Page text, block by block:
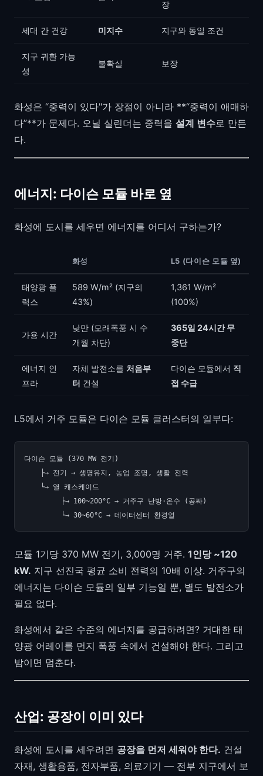
장
세대 간 건강 미지수 지구와 동일 조건
지구 귀환 가능
성
불확실 보장
화성은 “중력이 있다"가 장점이 아니라 **“중력이 애매하
다”**가 문제다. 오닐 실린더는 중력을 설계 변수로 만든
다.
에너지: 다이슨 모듈 바로 옆
화성에 도시를 세우면 에너지를 어디서 구하는가?
화성 L5 (다이슨 모듈 옆)
태양광 플
럭스
589 W/m² (지구의
43%)
1,361 W/m²
(100%)
가용 시간
낮만 (모래폭풍 시 수
개월 차단)
365일 24시간 무
중단
에너지 인
프라
자체 발전소를 처음부
터 건설
다이슨 모듈에서 직
접 수급
L5에서 거주 모듈은 다이슨 모듈 클러스터의 일부다:
다이슨 모듈 (370 MW 전기)
    ├→ 전기 → 생명유지, 농업 조명, 생활 전력
    └→ 열 캐스케이드
         ├→ 100~200°C → 거주구 난방·온수 (공짜)
모듈 1기당 370 MW 전기, 3,000명 거주. 1인당 ~120
kW. 지구 선진국 평균 소비 전력의 10배 이상. 거주구의
에너지는 다이슨 모듈의 일부 기능일 뿐, 별도 발전소가
필요 없다.
화성에서 같은 수준의 에너지를 공급하려면? 거대한 태
양광 어레이를 먼지 폭풍 속에서 건설해야 한다. 그리고
밤이면 멈춘다.
산업: 공장이 이미 있다
화성에 도시를 세우려면 공장을 먼저 세워야 한다. 건설
자재, 생활용품, 전자부품, 의료기기 — 전부 지구에서 보